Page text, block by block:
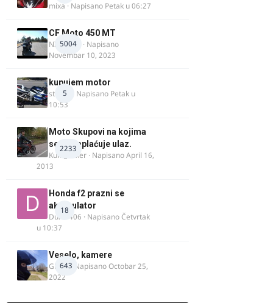
mixa · Napisano Petak u 06:27
5004
CF Moto 450 MT
NIKOLA 1
· Napisano
Novembar 10, 2023
5
kupujem motor
strugo · Napisano Petak u
10:53
2233
Moto Skupovi na kojima
se ne naplaćuje ulaz.
Kum_Mixer · NapisanoApril 16,
2013
18
Honda f2 prazni se
akomulator
Dule1406 · NapisanoČetvrtak
u 10:37
643
Veselo, kamere
GR 46· NapisanoOctobar 25,
2022